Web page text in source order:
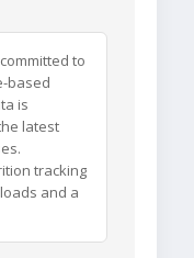
to
based
is
latest
tracking
and a